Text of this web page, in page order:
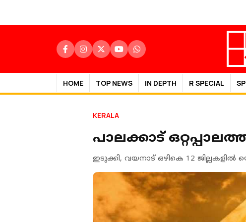
HOME TOP NEWS IN DEPTH R SPECIAL
KERALA
പാലക്കാട്
ഇടുക്കി, വയനാട് ഒഴികെ 12 ജില്ലകളിൽ